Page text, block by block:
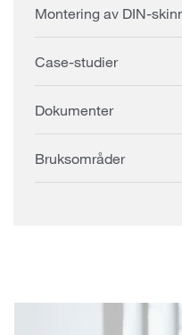
Montering av DIN-
Case-studier
Dokumenter
Bruksområder